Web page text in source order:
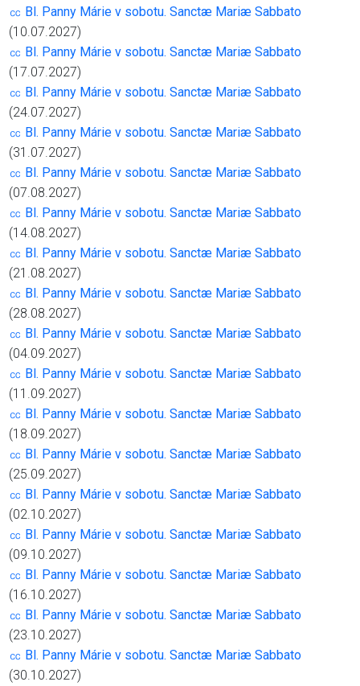
㏄ Bl. Panny Márie v sobotu. Sanctæ Mariæ Sabbato
(10.07.2027)
㏄ Bl. Panny Márie v sobotu. Sanctæ Mariæ Sabbato
(17.07.2027)
㏄ Bl. Panny Márie v sobotu. Sanctæ Mariæ Sabbato
(24.07.2027)
㏄ Bl. Panny Márie v sobotu. Sanctæ Mariæ Sabbato
(31.07.2027)
㏄ Bl. Panny Márie v sobotu. Sanctæ Mariæ Sabbato
(07.08.2027)
㏄ Bl. Panny Márie v sobotu. Sanctæ Mariæ Sabbato
(14.08.2027)
㏄ Bl. Panny Márie v sobotu. Sanctæ Mariæ Sabbato
(21.08.2027)
㏄ Bl. Panny Márie v sobotu. Sanctæ Mariæ Sabbato
(28.08.2027)
㏄ Bl. Panny Márie v sobotu. Sanctæ Mariæ Sabbato
(04.09.2027)
㏄ Bl. Panny Márie v sobotu. Sanctæ Mariæ Sabbato
(11.09.2027)
㏄ Bl. Panny Márie v sobotu. Sanctæ Mariæ Sabbato
(18.09.2027)
㏄ Bl. Panny Márie v sobotu. Sanctæ Mariæ Sabbato
(25.09.2027)
㏄ Bl. Panny Márie v sobotu. Sanctæ Mariæ Sabbato
(02.10.2027)
㏄ Bl. Panny Márie v sobotu. Sanctæ Mariæ Sabbato
(09.10.2027)
㏄ Bl. Panny Márie v sobotu. Sanctæ Mariæ Sabbato
(16.10.2027)
㏄ Bl. Panny Márie v sobotu. Sanctæ Mariæ Sabbato
(23.10.2027)
㏄ Bl. Panny Márie v sobotu. Sanctæ Mariæ Sabbato
(30.10.2027)